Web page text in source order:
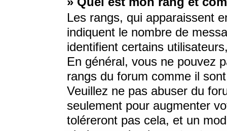
Les rangs, qui apparaissent
indiquent le nombre de
identifient certains
En général, vous ne pouvez
rangs du forum comme il
Veuillez ne pas abuser du
seulement pour augmenter
toléreront pas cela, et un